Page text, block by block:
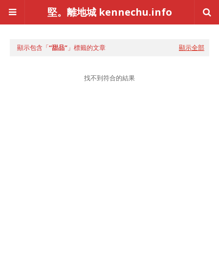
堅。離地城 kennechu.info
顯示包含「 甜品 」標籤的文章 顯示全部
找不到符合的結果